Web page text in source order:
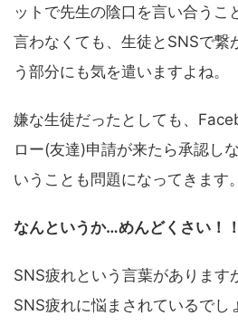
ットで先生の陰口を言い合うこ
言わなくても、生徒とSNSで繋
う部分にも気を遣いますよね。
嫌な生徒だったとしても、
ロー(友達)申請が来たら承認し
いうことも問題になってきます。
なんというか…めんどくさい！！
SNS疲れという言葉があります
SNS疲れに悩まされているでし